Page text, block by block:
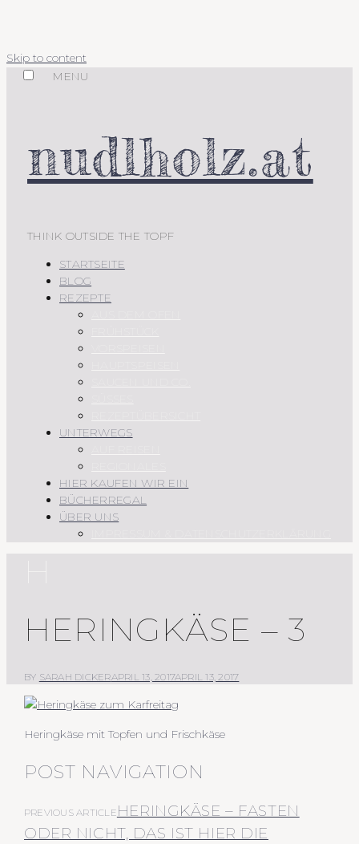
Skip to content
MENU
nudlholz.at
THINK OUTSIDE THE TOPF
STARTSEITE
BLOG
REZEPTE
UNTERWEGS
HIER KAUFEN WIR EIN
BÜCHERREGAL
ÜBER UNS
HERINGKÄSE – 3
BY SARAH DICKERAPRIL 13, 2017APRIL 13, 2017
Heringkäse mit Topfen und Frischkäse
POST NAVIGATION
PREVIOUS ARTICLE HERINGKÄSE – FASTEN
ODER NICHT, DAS IST HIER DIE